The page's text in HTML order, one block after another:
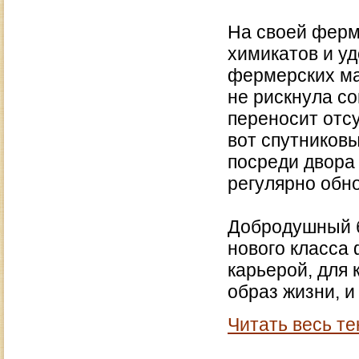
На своей
химикатов и
фермерских
не рискнула
переносит
вот
посреди
регулярно
Добродушный
нового
карьерой, для
образ жизни,
Читать весь